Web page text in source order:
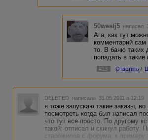
50westj5 написал
Ага, как тут
комментарий
то. В баню
попадать в такие
#13 Ответить /
DELETED написала 31.05.2011 в 12:19
я тоже запускаю такие заказы,
посмотреть когда был написал
что тут все просто. По другому
такой: отписал и скинул
старожилов с форума, к примеру